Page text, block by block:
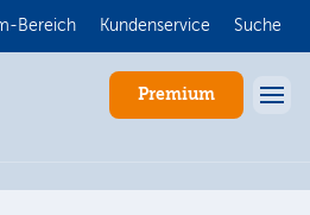
Bereich Kundenservice Suche
Premium